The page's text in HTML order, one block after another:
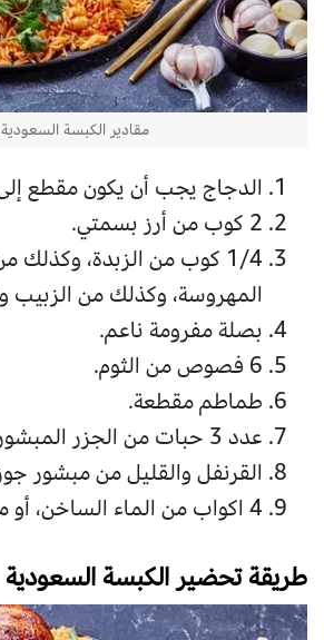
مقادير الكبسة السعودية
الدجاج يجب أن يكون مقطع إلى 8
2 كوب من أرز بسمتي.
1/4 كوب من الزبدة،
المهروسة، وكذلك من الزبيب
بصلة مفرومة ناعم.
6 فصوص من الثوم.
طماطم مقطعة.
عدد 3 حبات من الجزر المبشور.
القرنفل والقليل من مبشور
4 اكواب من الماء الساخن، أو من مرق اللحم.
طريقة تحضير الكبسة السعودية